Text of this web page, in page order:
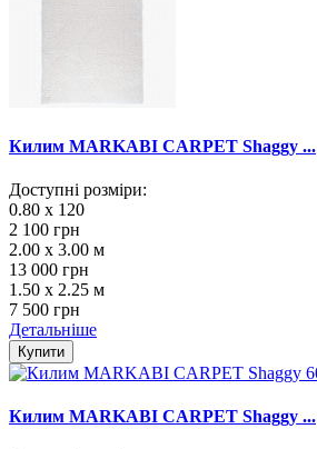
Килим MARKABI CARPET Shaggy ...
Доступні розміри:
0.80 x 120
2 100 грн
2.00 x 3.00 м
13 000 грн
1.50 x 2.25 м
7 500 грн
Детальніше
Купити
Килим MARKABI CARPET Shaggy ...